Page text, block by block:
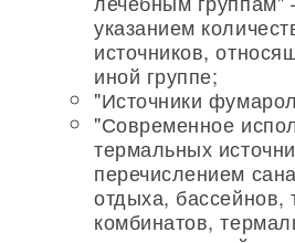
указанием
источников,
иной группе;
"Источники
"Современное
термальных
перечислением
отдыха, бассейнов,
комбинатов,